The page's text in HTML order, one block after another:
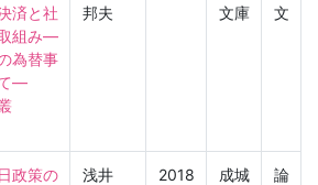
済と社
組み―
為替事
―
邦夫
文庫
文
政策の
浅井
2018
成城
論